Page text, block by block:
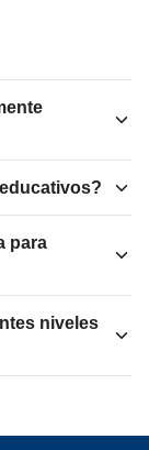
para
niveles